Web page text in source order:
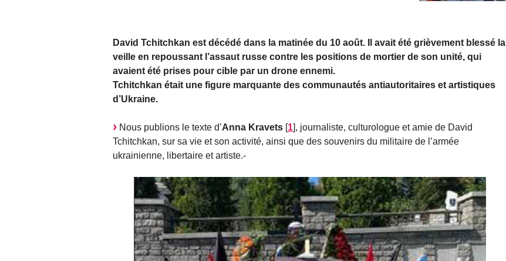
David Tchitchkan est décédé dans la matinée du 10 août. Il avait été grièvement blessé la
veille en repoussant l’assaut russe contre les positions de mortier de son unité, qui
avaient été prises pour cible par un drone ennemi.
Tchitchkan était une figure marquante des communautés antiautoritaires et artistiques
d’Ukraine.
Nous publions le texte d’Anna Kravets [1], journaliste, culturologue et amie de David
Tchitchkan, sur sa vie et son activité, ainsi que des souvenirs du militaire de l’armée
ukrainienne, libertaire et artiste.-